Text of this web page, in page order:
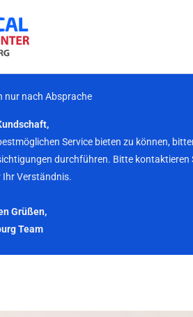
nur nach Absprache
Service bieten zu können,
durchführen. Bitte
Ihr Verständnis.
Grüßen,
Team